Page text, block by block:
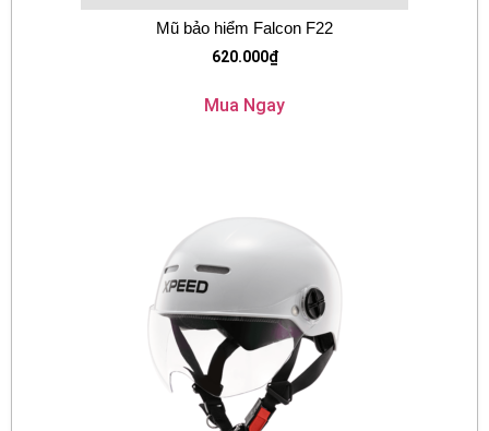
Mũ bảo hiểm Falcon F22
620.000₫
Mua Ngay